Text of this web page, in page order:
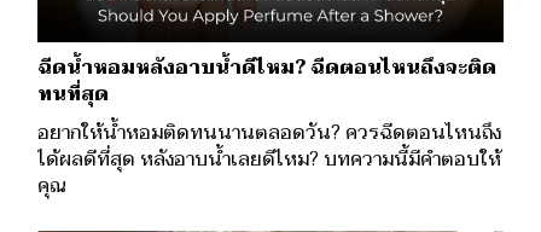
ฉีดน้ำหอมหลังอาบน้ำดีไหม? ฉีดตอนไหนถึงจะติด
ทนที่สุด
อยากให้น้ำหอมติดทนนานตลอดวัน? ควรฉีดตอนไหนถึง
ได้ผลดีที่สุด หลังอาบน้ำเลยดีไหม? บทความนี้มีคำตอบให้
คุณ